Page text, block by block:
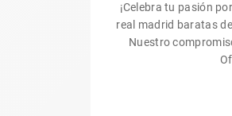
¡Celebra tu pasión
real madrid baratas
Nuestro